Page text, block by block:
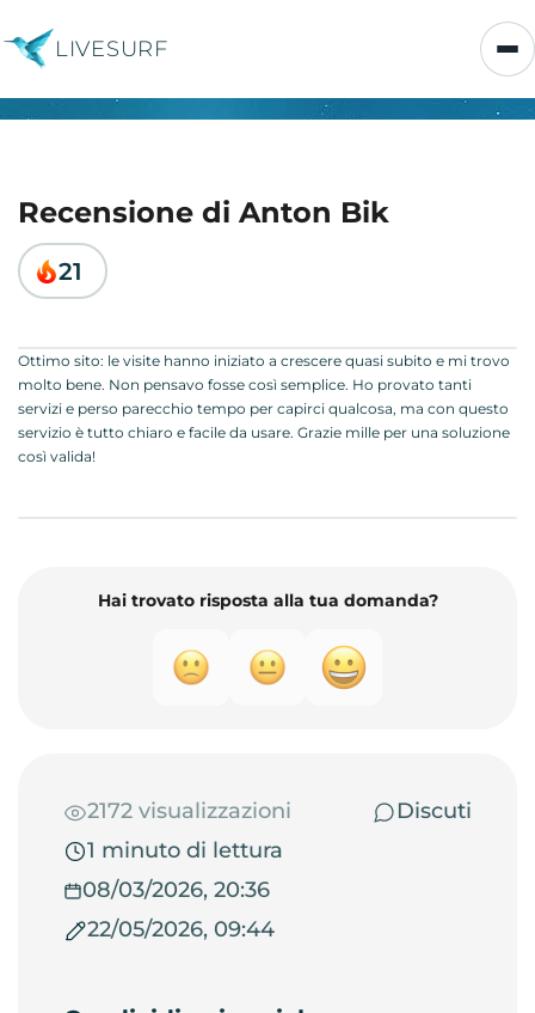
LIVESURF
Recensione di Anton Bik
21
Ottimo sito: le visite hanno iniziato a crescere quasi subito e mi trovo
molto bene. Non pensavo fosse così semplice. Ho provato tanti
servizi e perso parecchio tempo per capirci qualcosa, ma con questo
servizio è tutto chiaro e facile da usare. Grazie mille per una soluzione
così valida!
Hai trovato risposta alla tua domanda?
2172 visualizzazioni
Discuti
1 minuto di lettura
08/03/2026, 20:36
22/05/2026, 09:44